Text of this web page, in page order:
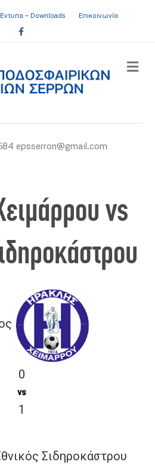
Έντυπα – Downloads
Επικοινωνία
Facebook
epsserron@gmail.com
vs
0
vs
1
Σιδηροκάστρου